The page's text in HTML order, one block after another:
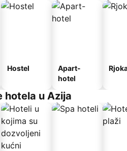
Hostel
Apart-
hotel
hotela u Azija